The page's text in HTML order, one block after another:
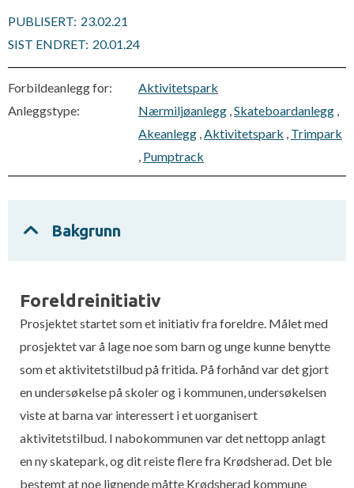
PUBLISERT: 23.02.21
SIST ENDRET: 20.01.24
Forbildeanlegg for:
Aktivitetspark
Anleggstype:
Nærmiljøanlegg ,Skateboardanlegg ,
Akeanlegg ,Aktivitetspark , Trimpark
, Pumptrack
Bakgrunn
Foreldreinitiativ
Prosjektet startet som et initiativ fra foreldre. Målet med
prosjektet var å lage noe som barn og unge kunne benytte
som et aktivitetstilbud på fritida. På forhånd var det gjort
en undersøkelse på skoler og i kommunen, undersøkelsen
viste at barna var interessert i et uorganisert
aktivitetstilbud. I nabokommunen var det nettopp anlagt
en ny skatepark, og dit reiste flere fra Krødsherad. Det ble
bestemt at noe lignende måtte Krødsherad kommune